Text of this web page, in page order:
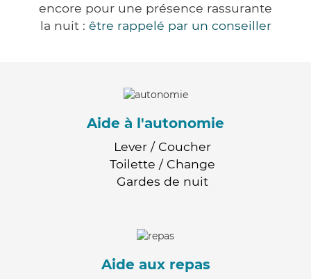
encore pour une présence rassurante
la nuit : être rappelé par un conseiller
Aide à l'autonomie
Lever / Coucher
Toilette / Change
Gardes de nuit
Aide aux repas